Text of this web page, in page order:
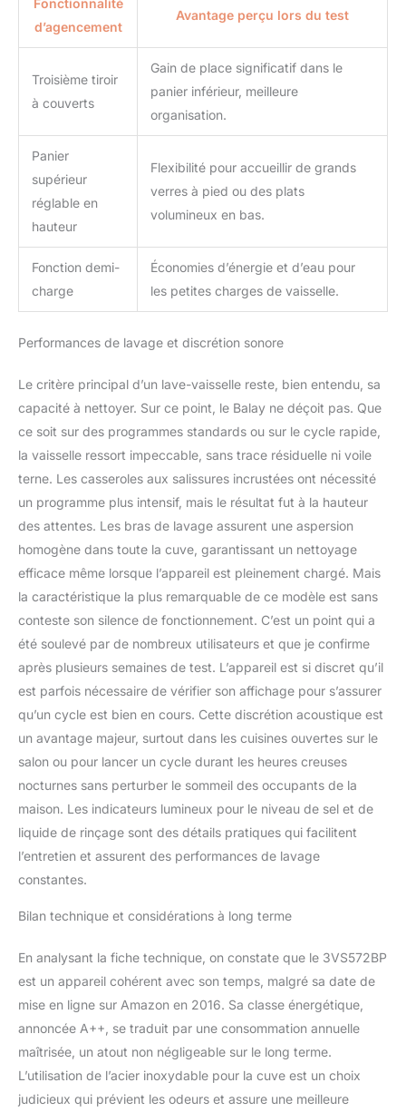
d’agencement
Avantage perçu lors du test
Troisième tiroir
à couverts
Gain de place significatif dans le
panier inférieur, meilleure
organisation.
Panier
supérieur
réglable en
hauteur
Flexibilité pour accueillir de grands
verres à pied ou des plats
volumineux en bas.
Fonction demi-
charge
Économies d’énergie et d’eau pour
les petites charges de vaisselle.
Performances de lavage et discrétion sonore
Le critère principal d’un lave-vaisselle reste, bien entendu, sa
capacité à nettoyer. Sur ce point, le Balay ne déçoit pas. Que
ce soit sur des programmes standards ou sur le cycle rapide,
la vaisselle ressort impeccable, sans trace résiduelle ni voile
terne. Les casseroles aux salissures incrustées ont nécessité
un programme plus intensif, mais le résultat fut à la hauteur
des attentes. Les bras de lavage assurent une aspersion
homogène dans toute la cuve, garantissant un nettoyage
efficace même lorsque l’appareil est pleinement chargé. Mais
la caractéristique la plus remarquable de ce modèle est sans
conteste son silence de fonctionnement. C’est un point qui a
été soulevé par de nombreux utilisateurs et que je confirme
après plusieurs semaines de test. L’appareil est si discret qu’il
est parfois nécessaire de vérifier son affichage pour s’assurer
qu’un cycle est bien en cours. Cette discrétion acoustique est
un avantage majeur, surtout dans les cuisines ouvertes sur le
salon ou pour lancer un cycle durant les heures creuses
nocturnes sans perturber le sommeil des occupants de la
maison. Les indicateurs lumineux pour le niveau de sel et de
liquide de rinçage sont des détails pratiques qui facilitent
l’entretien et assurent des performances de lavage
constantes.
Bilan technique et considérations à long terme
En analysant la fiche technique, on constate que le 3VS572BP
est un appareil cohérent avec son temps, malgré sa date de
mise en ligne sur Amazon en 2016. Sa classe énergétique,
annoncée A++, se traduit par une consommation annuelle
maîtrisée, un atout non négligeable sur le long terme.
L’utilisation de l’acier inoxydable pour la cuve est un choix
judicieux qui prévient les odeurs et assure une meilleure